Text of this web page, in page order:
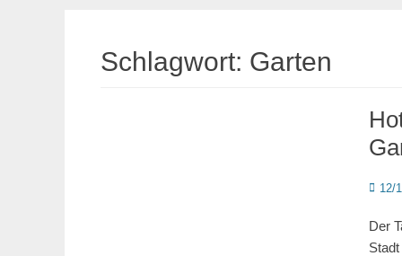
Schlagwort: Garten
12/
Der